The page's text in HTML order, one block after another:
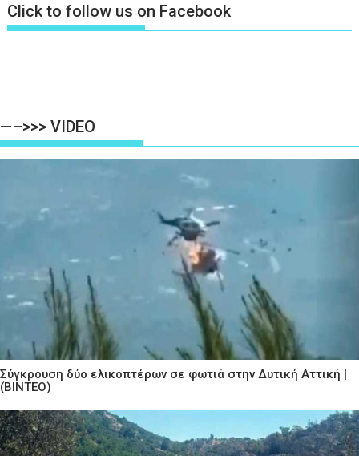
Click to follow us on Facebook
—–>>> VIDEO
Σύγκρουση δύο ελικοπτέρων σε φωτιά στην Δυτική Αττική |
(ΒΙΝΤΕΟ)